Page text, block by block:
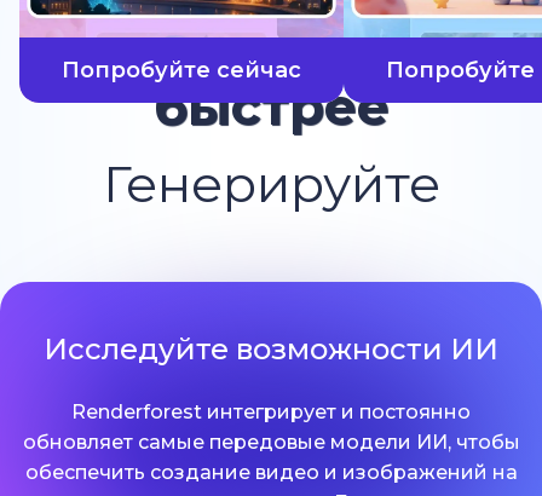
Попробуйте сейчас Попробуйте
Генерируйте
быстрее
Исследуйте возможности ИИ
Renderforest интегрирует и постоянно
обновляет самые передовые модели ИИ, чтобы
обеспечить создание видео и изображений на